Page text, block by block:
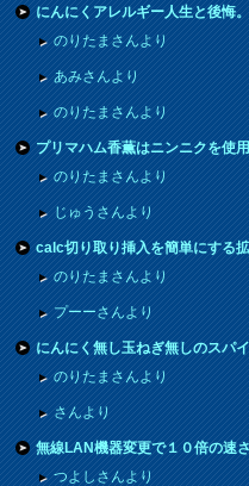
にんにくアレルギー人生と後悔
のりたまさんより
あみさんより
のりたまさんより
プリマハム香薫はニンニクを使
のりたまさんより
じゅうさんより
calc切り取り挿入を簡単にする
のりたまさんより
プーーさんより
にんにく無し玉ねぎ無しのスパ
のりたまさんより
さんより
無線LAN機器変更で１０倍の速
つよしさんより